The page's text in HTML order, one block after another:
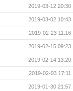
2019-03-12 20:30
2019-03-02 10:43
2019-02-23 11:16
2019-02-15 09:23
2019-02-14 13:20
2019-02-03 17:11
2019-01-30 21:57